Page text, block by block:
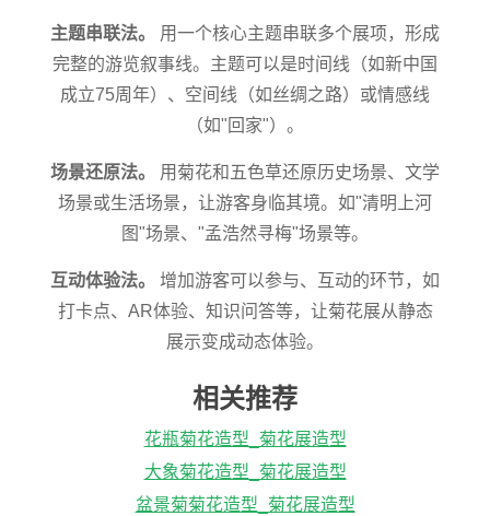
主题串联法。
用一个核心主题串联多个展项，形成
完整的游览叙事线。主题可以是时间线（如新中国
成立75周年）、空间线（如丝绸之路）或情感线
（如"回家"）。
场景还原法。
用菊花和五色草还原历史场景、文学
场景或生活场景，让游客身临其境。如"清明上河
图"场景、"孟浩然寻梅"场景等。
互动体验法。
增加游客可以参与、互动的环节，如
打卡点、AR体验、知识问答等，让菊花展从静态
展示变成动态体验。
相关推荐
花瓶菊花造型_菊花展造型
大象菊花造型_菊花展造型
盆景菊菊花造型_菊花展造型